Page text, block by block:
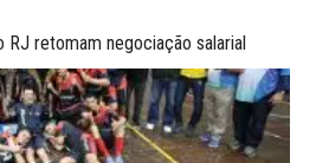
retomam negociação salarial